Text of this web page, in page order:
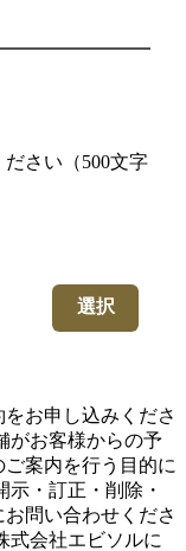
さい（500文字
選択
お申し込みくださ
がお客様からの予
案内を行う目的に
・訂正・削除・
問い合わせくださ
式会社エビソルに